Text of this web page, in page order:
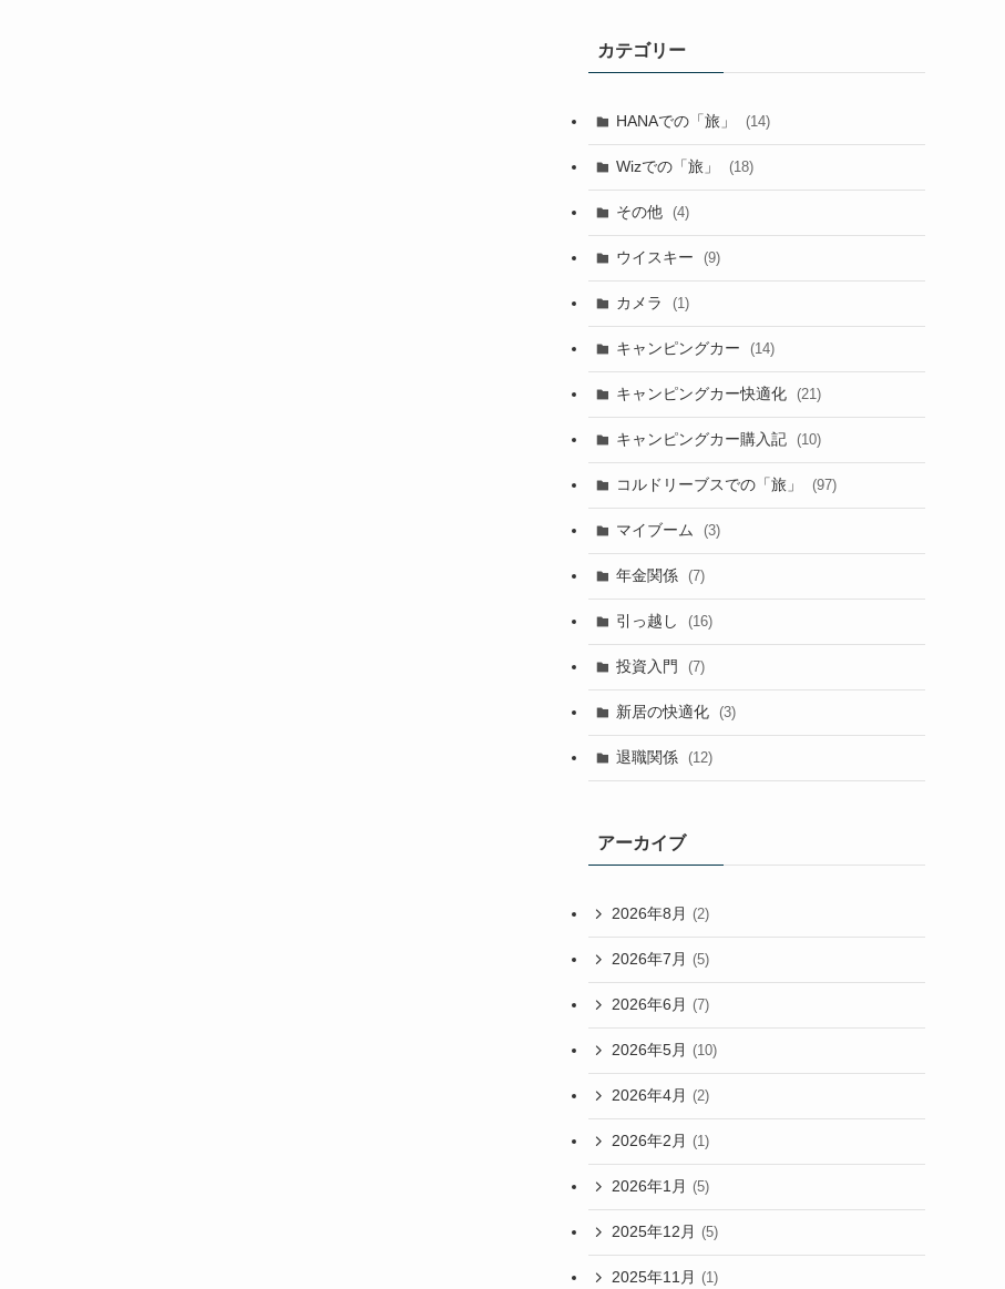
カテゴリー
HANAでの「旅」 (14)
Wizでの「旅」 (18)
その他 (4)
ウイスキー (9)
カメラ (1)
キャンピングカー (14)
キャンピングカー快適化 (21)
キャンピングカー購入記 (10)
コルドリーブスでの「旅」 (97)
マイブーム (3)
年金関係 (7)
引っ越し (16)
投資入門 (7)
新居の快適化 (3)
退職関係 (12)
アーカイブ
2026年8月 (2)
2026年7月 (5)
2026年6月 (7)
2026年5月 (10)
2026年4月 (2)
2026年2月 (1)
2026年1月 (5)
2025年12月 (5)
2025年11月 (1)